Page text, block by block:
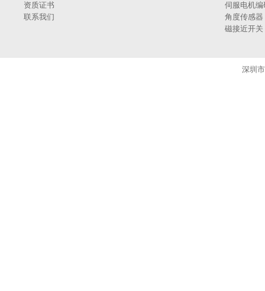
资质证书
联系我们
伺服电机编
角度传感器
磁接近开关
深圳